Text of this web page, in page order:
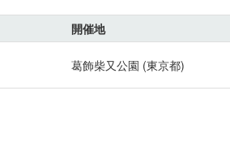
開催地
葛飾柴又公園 (東京都)